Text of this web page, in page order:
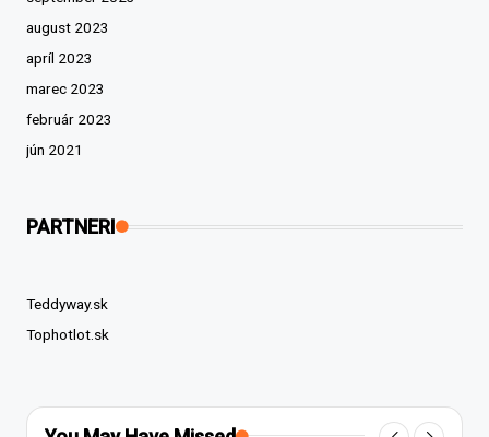
august 2023
apríl 2023
marec 2023
február 2023
jún 2021
PARTNERI
Teddyway.sk
Tophotlot.sk